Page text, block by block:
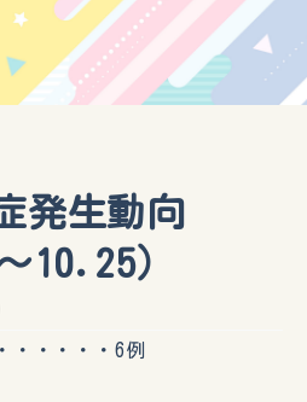
発生動向
10.25）
・・・・・6例